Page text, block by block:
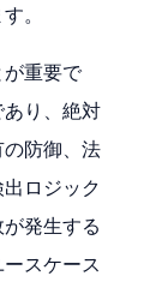
。
重要で
り、絶対
防御、法
ロジック
発生する
スケース